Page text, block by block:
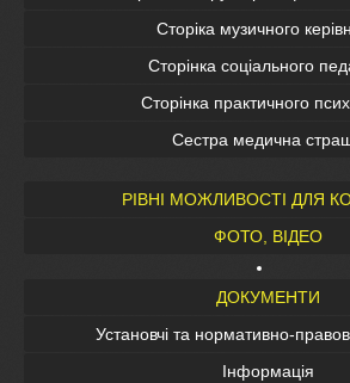
Сторіка музичного
Сторінка соціального
Сторінка практичного
Сестра медична
РІВНІ МОЖЛИВОСТІ ДЛЯ
ФОТО, ВІДЕО
ДОКУМЕНТИ
Установчі та нормативно-
Інформація